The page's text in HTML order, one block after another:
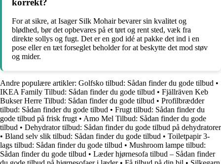
For at sikre, at Isager Silk Mohair bevarer sin kvalitet og
blødhed, bør det opbevares på et tørt og rent sted, væk fra
direkte sollys og fugt. Det er en god idé at pakke det ind i en
pose eller en tæt forseglet beholder for at beskytte det mod støv
og mider.
Andre populære artikler: Golfsko tilbud: Sådan finder du gode tilbud •
IKEA Family Tilbud: Sådan finder du gode tilbud • Fjällräven Keb
Bukser Herre Tilbud: Sådan finder du gode tilbud • Profilbrædder
tilbud: Sådan finder du gode tilbud • Frugt tilbud: Sådan finder du
gode tilbud på frisk frugt • Amo Mel Tilbud: Sådan finder du gode
tilbud • Dehydrator tilbud: Sådan finder du gode tilbud på dehydratorer
• Bland selv slik tilbud: Sådan finder du gode tilbud • Toiletpapir 3-
lags tilbud: Sådan finder du gode tilbud • Mushroom lampe tilbud:
Sådan finder du gode tilbud • Læder hjørnesofa tilbud – Sådan finder